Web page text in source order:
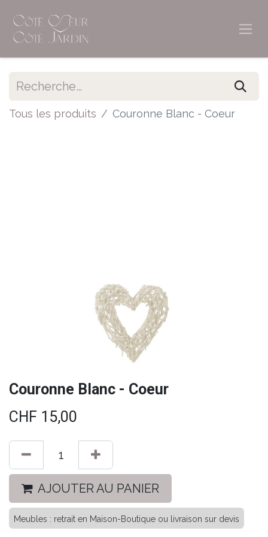
Tous les produits Couronne Blanc - Coeur
Couronne Blanc - Coeur
CHF 15,00
AJOUTER AU PANIER
Meubles : retrait en Maison-Boutique ou livraison sur devis